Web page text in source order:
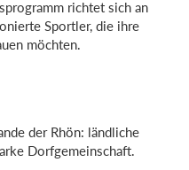
richtet sich an
Sportler, die ihre
möchten.
der Rhön: ländliche
Dorfgemeinschaft.